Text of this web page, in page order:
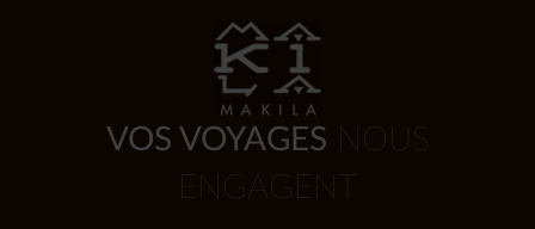
VOS VOYAGES NOUS
ENGAGENT